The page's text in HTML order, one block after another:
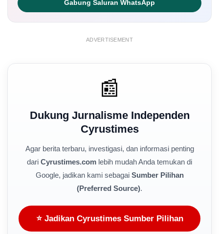
Gabung Saluran WhatsApp
ADVERTISEMENT
📰
Dukung Jurnalisme Independen
Cyrustimes
Agar berita terbaru, investigasi, dan informasi penting
dari Cyrustimes.com lebih mudah Anda temukan di
Google, jadikan kami sebagai Sumber Pilihan
(Preferred Source).
⭐ Jadikan Cyrustimes Sumber Pilihan